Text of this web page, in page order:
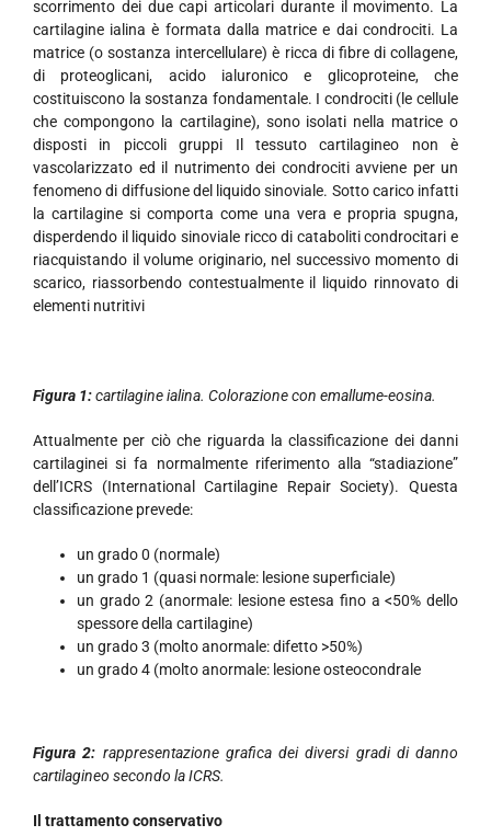
scorrimento dei due capi articolari durante il movimento. La
cartilagine ialina è formata dalla matrice e dai condrociti. La
matrice (o sostanza intercellulare) è ricca di fibre di collagene,
di proteoglicani, acido ialuronico e glicoproteine, che
costituiscono la sostanza fondamentale. I condrociti (le cellule
che compongono la cartilagine), sono isolati nella matrice o
disposti in piccoli gruppi Il tessuto cartilagineo non è
vascolarizzato ed il nutrimento dei condrociti avviene per un
fenomeno di diffusione del liquido sinoviale. Sotto carico infatti
la cartilagine si comporta come una vera e propria spugna,
disperdendo il liquido sinoviale ricco di cataboliti condrocitari e
riacquistando il volume originario, nel successivo momento di
scarico, riassorbendo contestualmente il liquido rinnovato di
elementi nutritivi
Figura 1:cartilagine ialina. Colorazione con emallume-eosina.
Attualmente per ciò che riguarda la classificazione dei danni
cartilaginei si fa normalmente riferimento alla “stadiazione”
dell’ICRS (International Cartilagine Repair Society). Questa
classificazione prevede:
un grado 0 (normale)
un grado 1 (quasi normale: lesione superficiale)
un grado 2 (anormale: lesione estesa fino a <50% dello
spessore della cartilagine)
un grado 3 (molto anormale: difetto >50%)
un grado 4 (molto anormale: lesione osteocondrale
Figura 2: rappresentazione grafica dei diversi gradi di danno
cartilagineo secondo la ICRS.
Il trattamento conservativo